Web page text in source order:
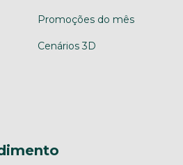
Promoções do mês
Cenários 3D